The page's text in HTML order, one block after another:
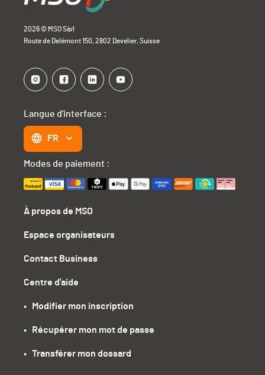
2026 © MSO Sàrl
Route de Delémont 150, 2802 Develier, Suisse
À propos de MSO
Espace organisateurs
Contact Business
Centre d'aide
•   Modifier mon inscription
•   Récupérer mon mot de passe
•   Transférer mon dossard
Langue d'interface :
FR
Modes de paiement :